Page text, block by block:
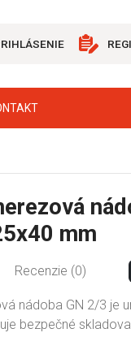
mm
Recenzie (0)
nádoba GN 2/3 je
bezpečné